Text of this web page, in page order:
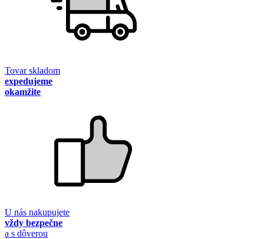
Tovar skladom
expedujeme
okamžite
U nás nakupujete
vždy bezpečne
a s dôverou